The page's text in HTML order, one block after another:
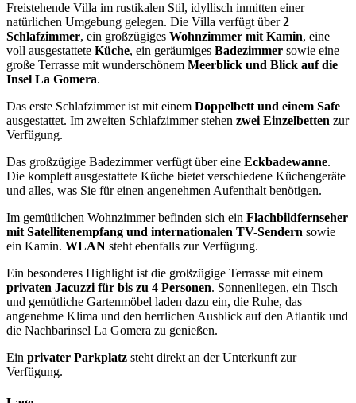
Freistehende Villa im rustikalen Stil, idyllisch inmitten einer
natürlichen Umgebung gelegen. Die Villa verfügt über2
Schlafzimmer, ein großzügiges Wohnzimmer mit Kamin, eine
voll ausgestattete Küche, ein geräumiges Badezimmer sowie eine
große Terrasse mit wunderschönem Meerblick und Blick auf die
Insel La Gomera.
Das erste Schlafzimmer ist mit einem Doppelbett und einem Safe
ausgestattet. Im zweiten Schlafzimmer stehen zwei Einzelbetten zur
Verfügung.
Das großzügige Badezimmer verfügt über eine Eckbadewanne.
Die komplett ausgestattete Küche bietet verschiedene Küchengeräte
und alles, was Sie für einen angenehmen Aufenthalt benötigen.
Im gemütlichen Wohnzimmer befinden sich ein Flachbildfernseher
mit Satellitenempfang und internationalen TV-Sendern sowie
ein Kamin. WLAN steht ebenfalls zur Verfügung.
Ein besonderes Highlight ist die großzügige Terrasse mit einem
privaten Jacuzzi für bis zu 4 Personen. Sonnenliegen, ein Tisch
und gemütliche Gartenmöbel laden dazu ein, die Ruhe, das
angenehme Klima und den herrlichen Ausblick auf den Atlantik und
die Nachbarinsel La Gomera zu genießen.
Ein privater Parkplatz steht direkt an der Unterkunft zur
Verfügung.